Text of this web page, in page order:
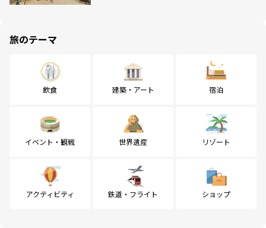
旅のテーマ
飲食 建築・アート 宿泊
イベント・観戦 世界遺産 リゾート
アクティビティ 鉄道・フライト ショップ